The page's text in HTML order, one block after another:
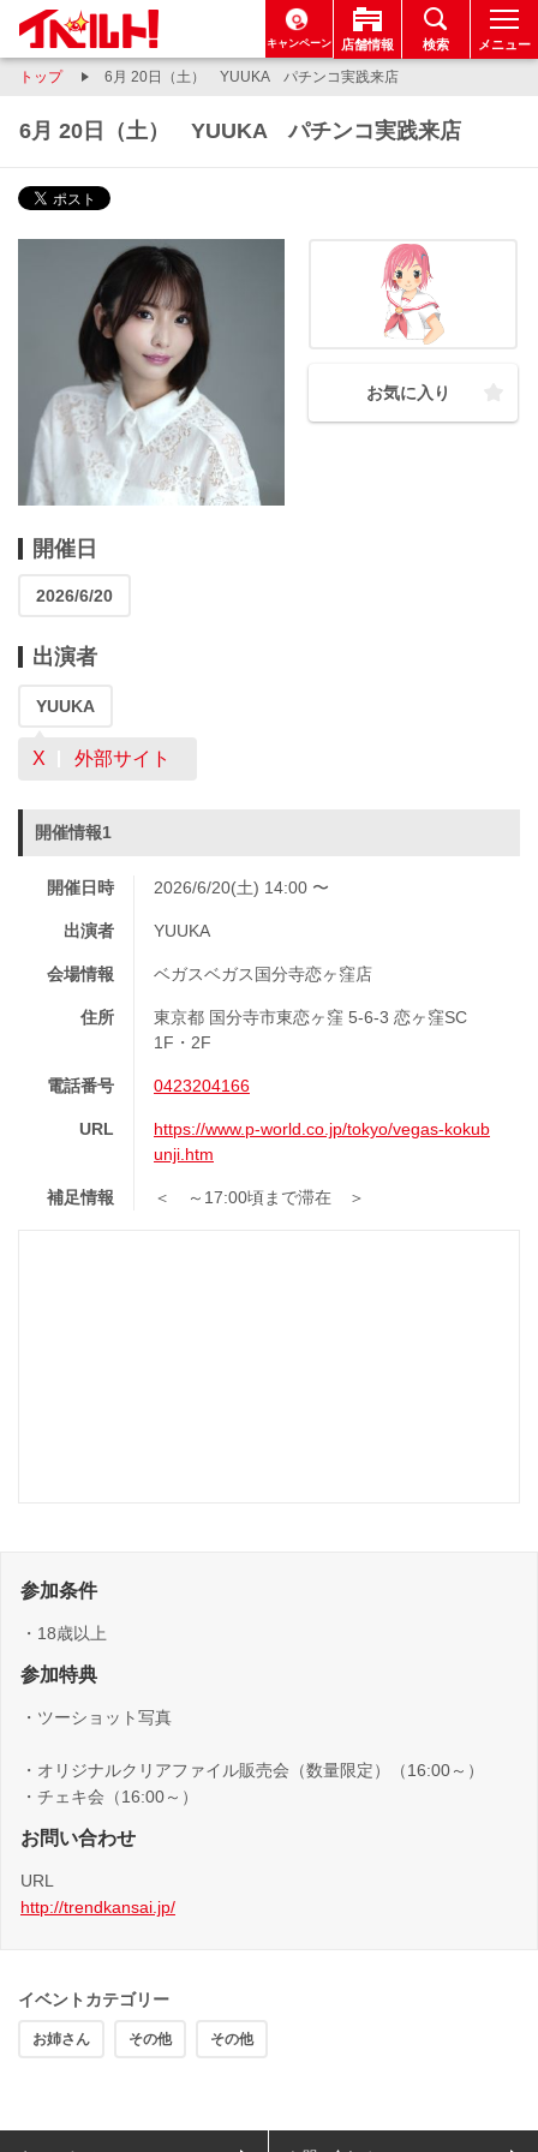
キャンペーン 店舗情報 検索 メニュー
トップ 6月 20日（土） YUUKA パチンコ実践来店
6月 20日（土） YUUKA パチンコ実践来店
お気に入り
開催日
2026/6/20
出演者
YUUKA
X 外部サイト
開催情報1
開催日時 2026/6/20(土) 14:00 〜
出演者 YUUKA
会場情報 ベガスベガス国分寺恋ヶ窪店
住所
東京都 国分寺市東恋ヶ窪 5-6-3 恋ヶ窪SC
1F・2F
電話番号 0423204166
URL
https://www.p-world.co.jp/tokyo/vegas-kokub
unji.htm
補足情報 ＜ ～17:00頃まで滞在 ＞
参加条件
・18歳以上
参加特典
・ツーショット写真
・オリジナルクリアファイル販売会（数量限定）（16:00～）
・チェキ会（16:00～）
お問い合わせ
URL
http://trendkansai.jp/
イベントカテゴリー
お姉さん その他 その他